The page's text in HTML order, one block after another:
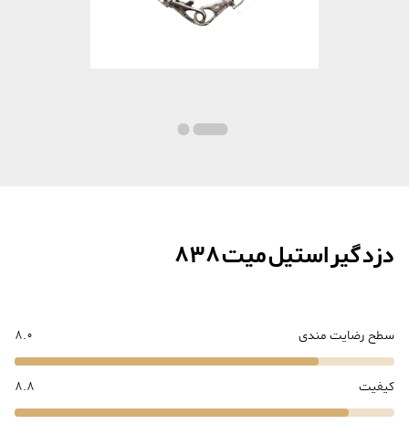
دزد گیر استیل میت 838
سطح رضایت مندی 8.0
کیفیت 8.8